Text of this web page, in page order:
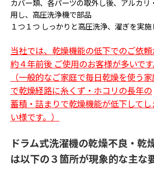
カバー類、各パーツの取外し後、アルカリ
用し、高圧洗浄機で部品
１つ１つ しっかりと高圧洗浄、濯ぎを実施
当社では、乾燥機能の低下でのご依頼
約４年前後 ご使用のお客様が多いです
（一般的なご家庭で毎日乾燥を使う
で乾燥経路に糸くず・ホコリの長年の
蓄積・詰まりで乾燥機能が低下して
い様です。 ）
ドラム式洗濯機の乾燥不良・乾
は以下の３箇所が現象的な主な